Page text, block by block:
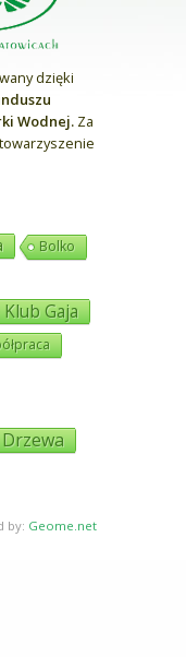
dzięki
Wodnej. Za
Bolko
Klub Gaja
by: Geome.net